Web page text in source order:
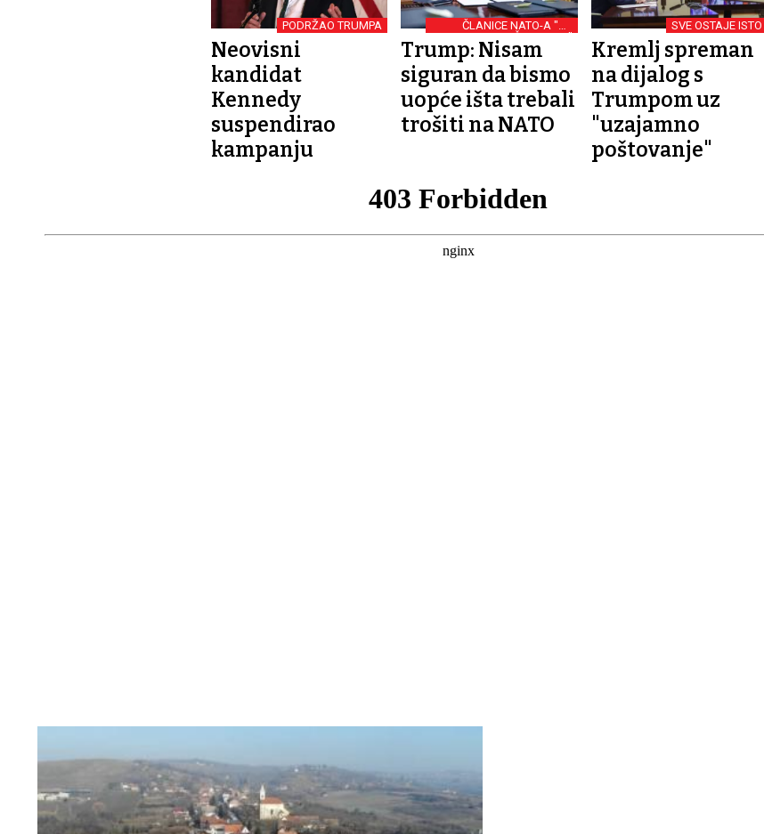
PODRŽAO TRUMPA
Neovisni
kandidat
Kennedy
suspendirao
kampanju
ČLANICE NATO-A "NE
ŠTITE NAS"
Trump: Nisam
siguran da bismo
uopće išta trebali
trošiti na NATO
SVE OSTAJE ISTO
Kremlj spreman
na dijalog s
Trumpom uz
"uzajamno
poštovanje"